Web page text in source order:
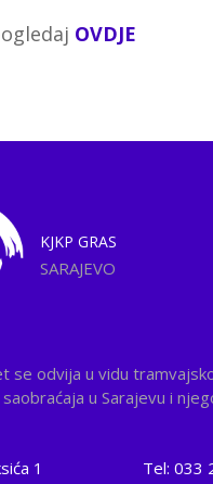
OVDJE
KJKP GRAS
SARAJEVO
se odvija u vidu
u Sarajevu i
1 Tel: 033